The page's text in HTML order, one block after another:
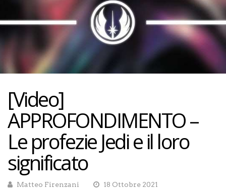
[Video]
APPROFONDIMENTO –
Le profezie Jedi e il loro
significato
Matteo Firenzani
18 Ottobre 2021